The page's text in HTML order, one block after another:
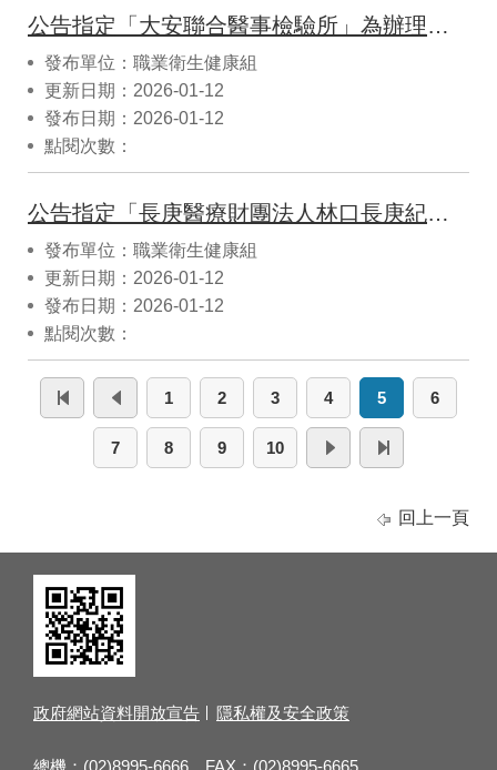
公告指定「大安聯合醫事檢驗所」為辦理勞工體格與健康檢查特定檢查項目之檢驗機構
發布單位：職業衛生健康組
更新日期：2026-01-12
發布日期：2026-01-12
點閱次數：
公告指定「長庚醫療財團法人林口長庚紀念醫院」為辦理勞工體格與健康檢查特定檢查項目之檢驗機構
發布單位：職業衛生健康組
更新日期：2026-01-12
發布日期：2026-01-12
點閱次數：
1 2 3 4 5 6
7 8 9 10
回上一頁
政府網站資料開放宣告 隱私權及安全政策
總機：(02)8995-6666 FAX：(02)8995-6665